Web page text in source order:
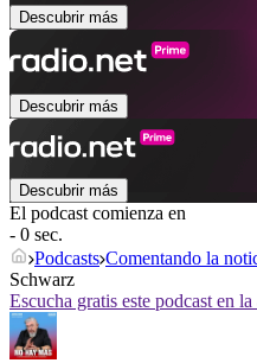
Descubrir más
Descubrir más
Descubrir más
El podcast comienza en
- 0 sec.
Podcasts Comentando la
Schwarz
Escucha gratis este podcast en